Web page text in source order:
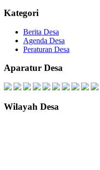
Kategori
Berita Desa
Agenda Desa
Peraturan Desa
Aparatur Desa
Wilayah Desa